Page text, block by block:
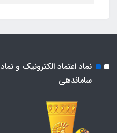
نماد اعتماد الکترونیک و نماد
ساماندهی